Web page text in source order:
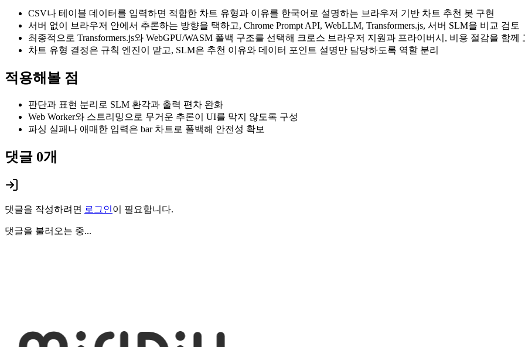
CSV나 테이블 데이터를 입력하면 적합한 차트 유형과 이유를 한국어로 설명하는 브라우저 기반 차트 추천 봇 구현
서버 없이 브라우저 안에서 추론하는 방향을 택하고, Chrome Prompt API, WebLLM, Transformers.js, 서버 SLM을 비교 검토
최종적으로 Transformers.js와 WebGPU/WASM 폴백 구조를 선택해 크로스 브라우저 지원과 프라이버시, 비용 절감을 함께
차트 유형 결정은 규칙 엔진이 맡고, SLM은 추천 이유와 데이터 포인트 설명만 담당하도록 역할 분리
적용해볼 점
판단과 표현 분리로 SLM 환각과 출력 편차 완화
Web Worker와 스트리밍으로 무거운 추론이 UI를 막지 않도록 구성
파싱 실패나 애매한 입력은 bar 차트로 폴백해 안전성 확보
댓글 0개
댓글을 작성하려면 로그인이 필요합니다.
댓글을 불러오는 중...